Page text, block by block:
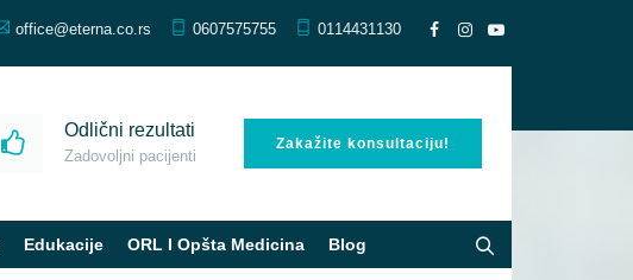
office@eterna.co.rs 0607575755 0114431130
Odlični rezultati
Zadovoljni pacijenti
Zakažite konsultaciju!
Edukacije ORL I Opšta Medicina Blog